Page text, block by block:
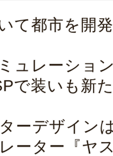
て都市を開
ュレーショ
で装いも新
ーデザイン
ーター『ヤ